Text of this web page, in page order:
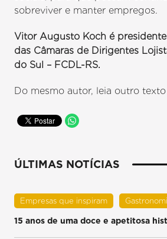
sobreviver e manter empregos.
Vitor Augusto Koch é
das Câmaras de Dirigentes
do Sul – FCDL-RS.
Do mesmo autor, leia outro
ÚLTIMAS NOTÍCIAS
Empresas que inspiram
15 anos de uma doce e apetitosa